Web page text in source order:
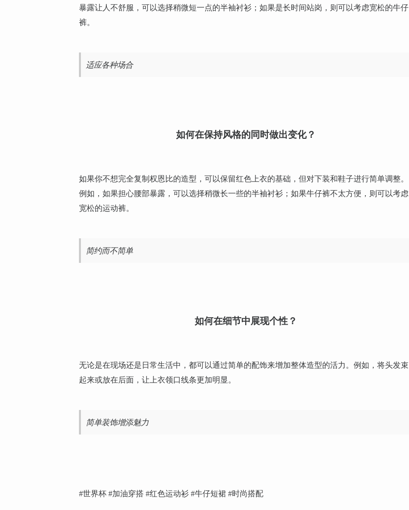
暴露让人不舒服，可以选择稍微短一点的半袖衬衫；如果是长时间站岗，则可以考虑宽松的牛仔
裤。
适应各种场合
如何在保持风格的同时做出变化？
如果你不想完全复制权恩比的造型，可以保留红色上衣的基础，但对下装和鞋子进行简单调整。
例如，如果担心腰部暴露，可以选择稍微长一些的半袖衬衫；如果牛仔裤不太方便，则可以考虑
宽松的运动裤。
简约而不简单
如何在细节中展现个性？
无论是在现场还是日常生活中，都可以通过简单的配饰来增加整体造型的活力。例如，将头发束
起来或放在后面，让上衣领口线条更加明显。
简单装饰增添魅力
#世界杯 #加油穿搭 #红色运动衫 #牛仔短裙 #时尚搭配